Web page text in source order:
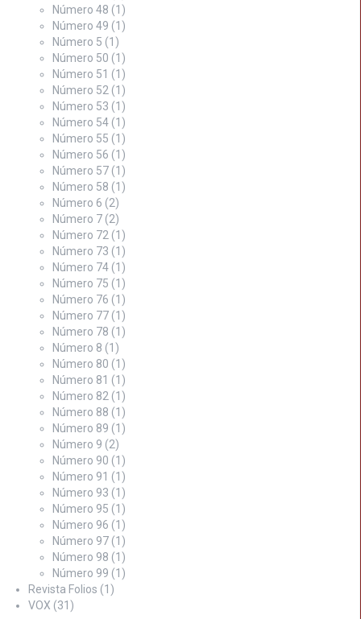
Número 48 (1)
Número 49 (1)
Número 5 (1)
Número 50 (1)
Número 51 (1)
Número 52 (1)
Número 53 (1)
Número 54 (1)
Número 55 (1)
Número 56 (1)
Número 57 (1)
Número 58 (1)
Número 6 (2)
Número 7 (2)
Número 72 (1)
Número 73 (1)
Número 74 (1)
Número 75 (1)
Número 76 (1)
Número 77 (1)
Número 78 (1)
Número 8 (1)
Número 80 (1)
Número 81 (1)
Número 82 (1)
Número 88 (1)
Número 89 (1)
Número 9 (2)
Número 90 (1)
Número 91 (1)
Número 93 (1)
Número 95 (1)
Número 96 (1)
Número 97 (1)
Número 98 (1)
Número 99 (1)
Revista Folios (1)
VOX (31)